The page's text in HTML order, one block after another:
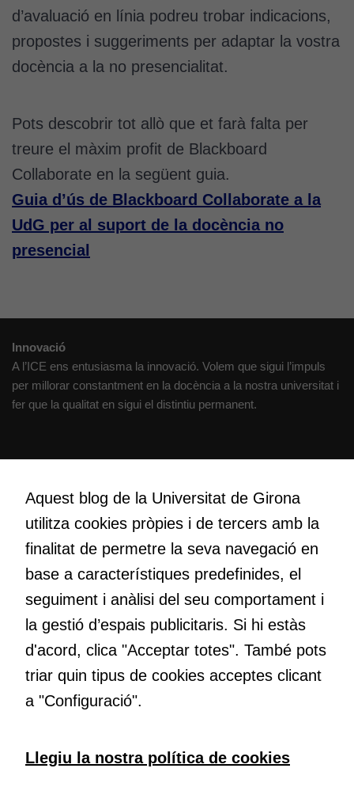
d’avaluació en línia podreu trobar indicacions,
propostes i suggeriments per adaptar la vostra
docència a la no presencialitat.
Pots descobrir tot allò que et farà falta per
treure el màxim profit de Blackboard
Collaborate en la següent guia.
Guia d’ús de Blackboard Collaborate a la
UdG per al suport de la docència no
presencial
Innovació
A l’ICE ens entusiasma la innovació. Volem que sigui l’impuls
per millorar constantment en la docència a la nostra universitat i
fer que la qualitat en sigui el distintiu permanent.
Volem crear espais de reflexió i de debat, espais on qüestionar-
nos el que estem fent, atrevir-nos a pensar noves i millors
maneres de fer-ho i generar plegats idees innovadores.
Educació
transformació. Volem contribuir a millorar-la impulsant
metodologies docents actives i ambients d’aprenentatge
dinàmics.
Subscriu-te al butlletí
Aquest blog de la Universitat de Girona
utilitza cookies pròpies i de tercers amb la
finalitat de permetre la seva navegació en
base a característiques predefinides, el
seguiment i anàlisi del seu comportament i
la gestió d’espais publicitaris. Si hi estàs
d'acord, clica "Acceptar totes". També pots
triar quin tipus de cookies acceptes clicant
a "Configuració".
Llegiu la nostra política de cookies
Cookies
tècniques
cookies no
necessàries